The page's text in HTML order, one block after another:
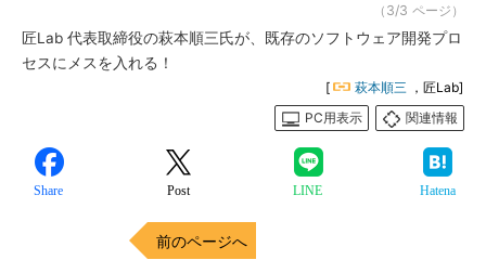
（3/3 ページ）
匠Lab 代表取締役の萩本順三氏が、既存のソフトウェア開発プロ
セスにメスを入れる！
[ 萩本順三 ，匠Lab]
PC用表示
関連情報
Share Post LINE Hatena
前のページへ